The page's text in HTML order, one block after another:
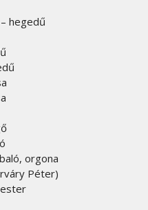
hegedű
orgona
Péter)